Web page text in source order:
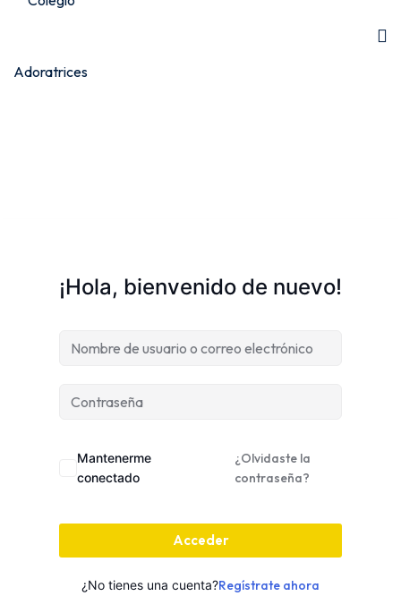
¡Hola, bienvenido de nuevo!
Mantenerme
conectado
¿Olvidaste la
contraseña?
Acceder
¿No tienes una cuenta?Regístrate ahora